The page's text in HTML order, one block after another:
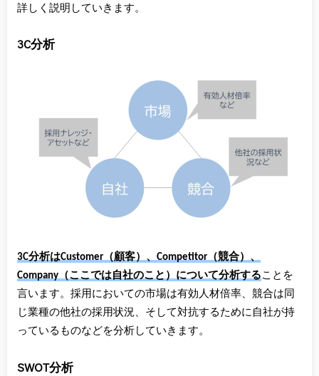
詳しく説明していきます。
3C分析
3C分析はCustomer（顧客）、Competitor（競合）、
Company（ここでは自社のこと）について分析することを
言います。採用においての市場は有効人材倍率、競合は同
じ業種の他社の採用状況、そして対抗するために自社が持
っているものなどを分析していきます。
SWOT分析